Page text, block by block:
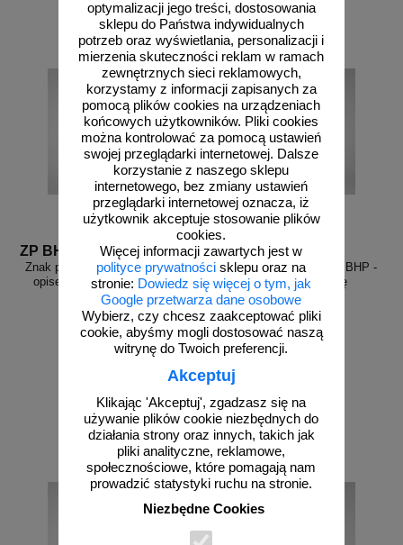
optymalizacji jego treści, dostosowania
sklepu do Państwa indywidualnych
potrzeb oraz wyświetlania, personalizacji i
mierzenia skuteczności reklam w ramach
zewnętrznych sieci reklamowych,
korzystamy z informacji zapisanych za
pomocą plików cookies na urządzeniach
końcowych użytkowników. Pliki cookies
można kontrolować za pomocą ustawień
swojej przeglądarki internetowej. Dalsze
korzystanie z naszego sklepu
internetowego, bez zmiany ustawień
przeglądarki internetowej oznacza, iż
użytkownik akceptuje stosowanie plików
cookies.
Więcej informacji zawartych jest w
polityce prywatności sklepu oraz na
stronie: Dowiedz się więcej o tym, jak
Google przetwarza dane osobowe
Wybierz, czy chcesz zaakceptować pliki
cookie, abyśmy mogli dostosować naszą
witrynę do Twoich preferencji.
Akceptuj
Klikając 'Akceptuj', zgadzasz się na
używanie plików cookie niezbędnych do
działania strony oraz innych, takich jak
pliki analityczne, reklamowe,
społecznościowe, które pomagają nam
prowadzić statystyki ruchu na stronie.
Niezbędne Cookies
do koszyka do koszyka
ZP BHP M001O
Znak podłogowy, naklejka BHP z
opisem - Ogólny znak nakazu
22,50 zł netto
do koszyka
ZP BHP M002
Znak podłogowy, naklejka BHP -
Przeczytaj instrukcję
24,50 zł netto
do koszyka